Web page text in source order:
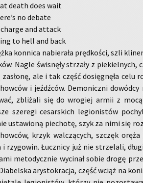
death does wait
no de­ba­te
char­ge and at­tack
to hell and back
kon­ni­ca na­bie­ra­ła pręd­ko­ści, szli
Nagle świ­snę­ły strza­ły z
ale i tak część do­się­gnę­ła celu
i jeźdź­ców. De­mo­nicz­ni
zbli­ża­li się do wro­giej armii z
sze­re­gi ce­sar­skich le­gio­ni­stów
usta­wio­ną pie­cho­tę, szyk za nimi się
krzyk wal­czą­cych, szczęk
i rzy­go­win. Łucz­ni­cy już nie strze­la­li,
me­to­dycz­nie wy­ci­nał sobie drogę
ary­sto­kra­cja, część wciąż na